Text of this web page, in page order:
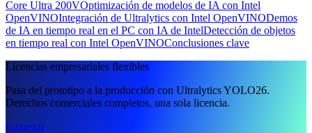
Core Ultra 200VOptimización de modelos de IA con Intel
OpenVINOIntegración de Ultralytics con Intel OpenVINODemos
de IA en tiempo real en el PC con IA de IntelDetección de objetos
en tiempo real con Intel OpenVINOConclusiones clave
Licencias empresariales flexibles
Pasa del prototipo a la producción con Ultralytics YOLO26.
Derechos comerciales completos, una sola licencia.
Empezar